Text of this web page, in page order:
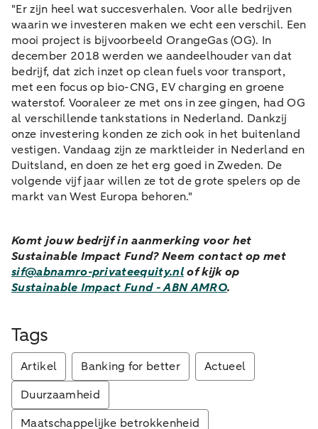
"Er zijn heel wat succesverhalen. Voor alle bedrijven
waarin we investeren maken we echt een verschil. Een
mooi project is bijvoorbeeld OrangeGas (OG). In
december 2018 werden we aandeelhouder van dat
bedrijf, dat zich inzet op clean fuels voor transport,
met een focus op bio-CNG, EV charging en groene
waterstof. Vooraleer ze met ons in zee gingen, had OG
al verschillende tankstations in Nederland. Dankzij
onze investering konden ze zich ook in het buitenland
vestigen. Vandaag zijn ze marktleider in Nederland en
Duitsland, en doen ze het erg goed in Zweden. De
volgende vijf jaar willen ze tot de grote spelers op de
markt van West Europa behoren."
Komt jouw bedrijf in aanmerking voor het
Sustainable Impact Fund? Neem contact op met
sif@abnamro-privateequity.nlof kijk op
Sustainable Impact Fund - ABN AMRO.
Tags
Artikel Banking for better
Actueel
Duurzaamheid
Maatschappelijke betrokkenheid